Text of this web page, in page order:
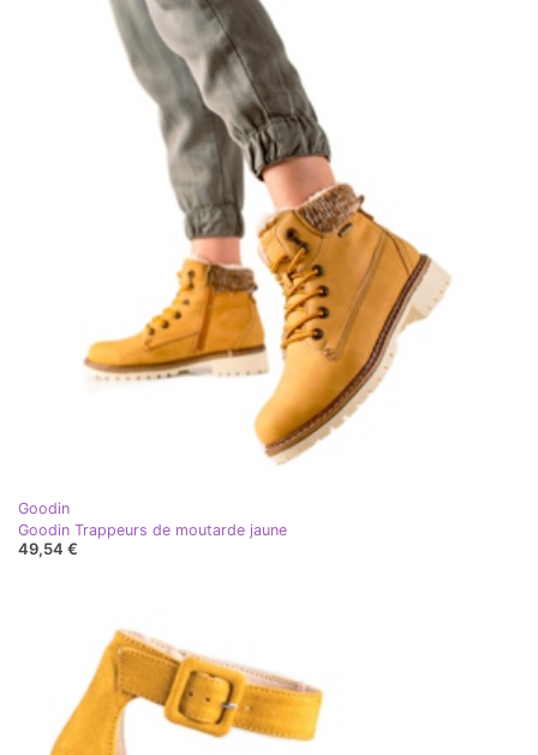
Goodin
Goodin Trappeurs de moutarde jaune
49,54 €